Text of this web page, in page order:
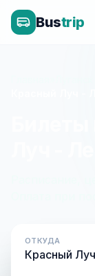
Bustrip
Расписание,
ОТКУДА